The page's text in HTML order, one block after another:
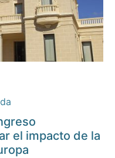
el impacto de la